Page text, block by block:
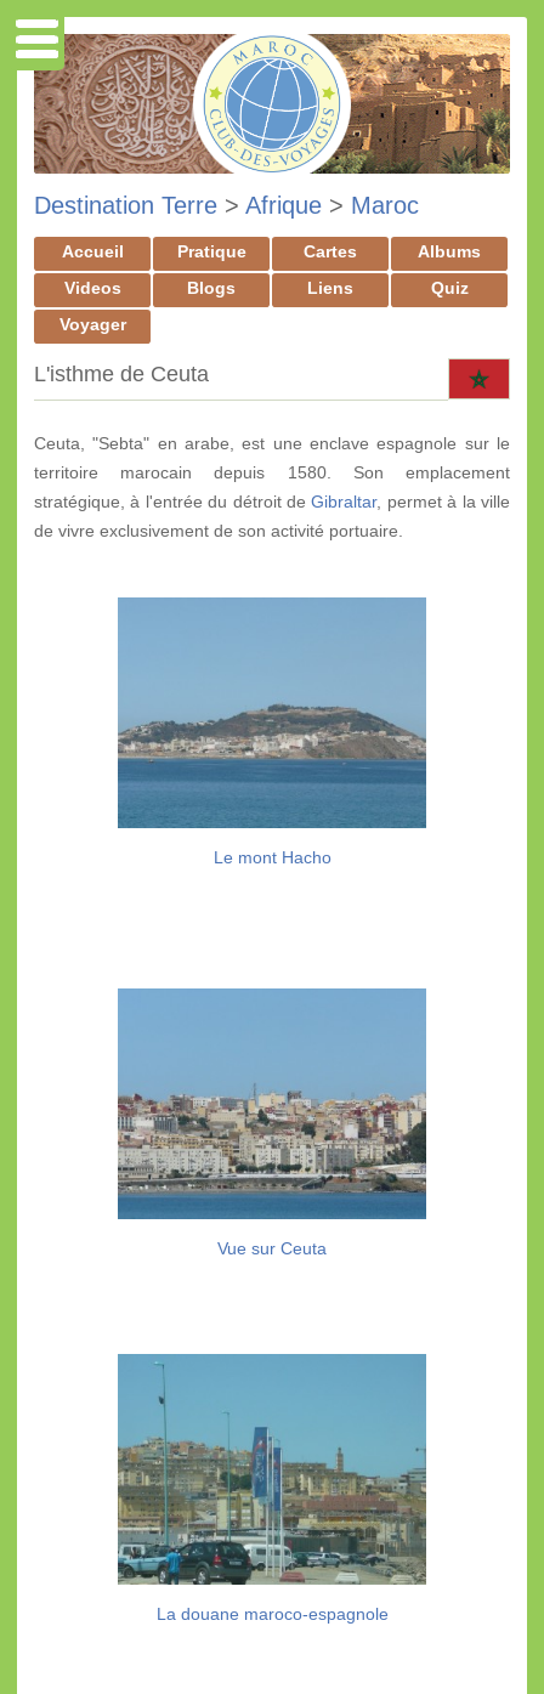
Destination Terre > Afrique > Maroc
Accueil Pratique Cartes
Albums
Videos
Blogs Liens
Quiz
Voyager
L'isthme de Ceuta
Ceuta, "Sebta" en arabe, est une enclave espagnole sur le
territoire marocain depuis 1580. Son emplacement
stratégique, à l'entrée du détroit deGibraltar, permet à la ville
de vivre exclusivement de son activité portuaire.
Le mont Hacho
Vue sur Ceuta
La douane maroco-espagnole